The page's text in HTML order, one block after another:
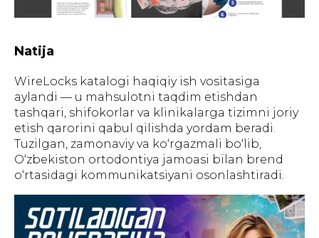
Natija
WireLocks katalogi haqiqiy ish vositasiga
aylandi — u mahsulotni taqdim etishdan
tashqari, shifokorlar va klinikalarga tizimni joriy
etish qarorini qabul qilishda yordam beradi.
Tuzilgan, zamonaviy va ko‘rgazmali bo‘lib,
O‘zbekiston ortodontiya jamoasi bilan brend
o‘rtasidagi kommunikatsiyani osonlashtiradi.
Создание, поддержка и
продвижение сайтов в Узбекистане
ГЛАВНАЯ О НАС УПАКОВКА
ПОЛИГРАФИЯ
БАННЕРЫ INSTAGRAM ПРЕЗЕНТАЦИИ САЙТЫ
ПОЛЬЗОВАТЕЛЬСКОЕ
СОГЛАШЕНИЕ